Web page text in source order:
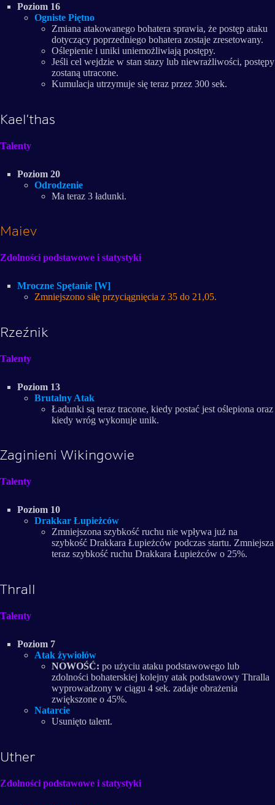
Poziom 16
Ogniste Piętno
Zmiana atakowanego bohatera sprawia, że postęp ataku
dotyczący poprzedniego bohatera zostaje zresetowany.
Oślepienie i uniki uniemożliwiają postępy.
Jeśli cel wejdzie w stan stazy lub niewrażliwości, postępy
zostaną utracone.
Kumulacja utrzymuje się teraz przez 300 sek.
Kael’thas
Talenty
Poziom 20
Odrodzenie
Ma teraz 3 ładunki.
Maiev
Zdolności podstawowe i statystyki
Mroczne Spętanie [W]
Zmniejszono siłę przyciągnięcia z 35 do 21,05.
Rzeźnik
Talenty
Poziom 13
Brutalny Atak
Ładunki są teraz tracone, kiedy postać jest oślepiona oraz
kiedy wróg wykonuje unik.
Zaginieni Wikingowie
Talenty
Poziom 10
Drakkar Łupieżców
Zmniejszona szybkość ruchu nie wpływa już na
szybkość Drakkara Łupieżców podczas startu. Zmniejsza
teraz szybkość ruchu Drakkara Łupieżców o 25%.
Thrall
Talenty
Poziom 7
Atak żywiołów
NOWOŚĆ: po użyciu ataku podstawowego lub
zdolności bohaterskiej kolejny atak podstawowy Thralla
wyprowadzony w ciągu 4 sek. zadaje obrażenia
zwiększone o 45%.
Natarcie
Usunięto talent.
Uther
Zdolności podstawowe i statystyki